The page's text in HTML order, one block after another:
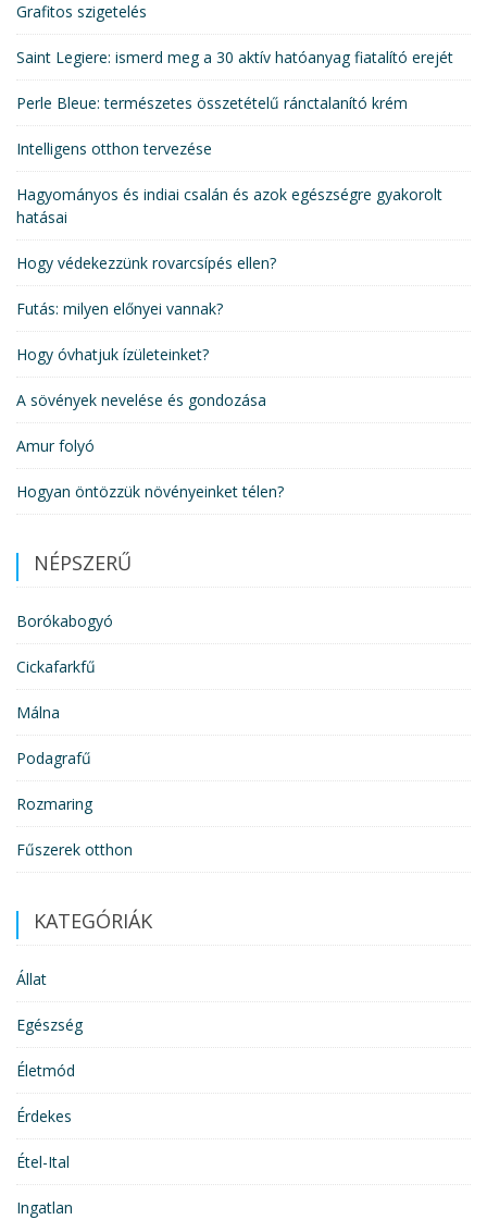
Grafitos szigetelés
Saint Legiere: ismerd meg a 30 aktív hatóanyag fiatalító erejét
Perle Bleue: természetes összetételű ránctalanító krém
Intelligens otthon tervezése
Hagyományos és indiai csalán és azok egészségre gyakorolt
hatásai
Hogy védekezzünk rovarcsípés ellen?
Futás: milyen előnyei vannak?
Hogy óvhatjuk ízületeinket?
A sövények nevelése és gondozása
Amur folyó
Hogyan öntözzük növényeinket télen?
NÉPSZERŰ
Borókabogyó
Cickafarkfű
Málna
Podagrafű
Rozmaring
Fűszerek otthon
KATEGÓRIÁK
Állat
Egészség
Életmód
Érdekes
Étel-Ital
Ingatlan